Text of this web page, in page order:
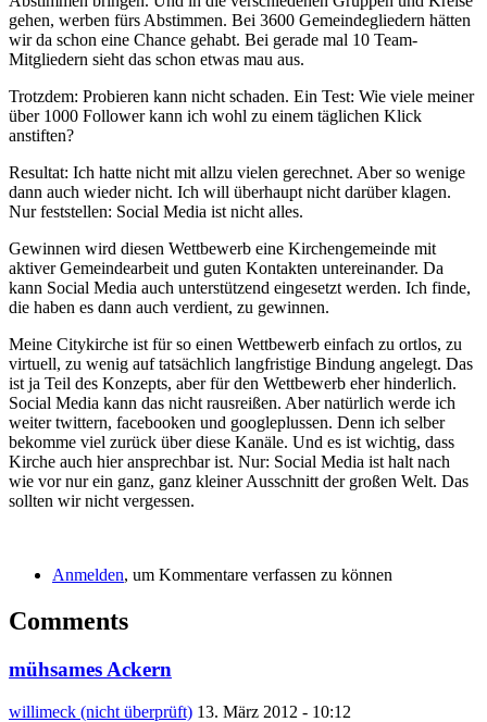
gehen, werben fürs Abstimmen. Bei 3600 Gemeindegliedern hätten
wir da schon eine Chance gehabt. Bei gerade mal 10 Team-
Mitgliedern sieht das schon etwas mau aus.
Trotzdem: Probieren kann nicht schaden. Ein Test: Wie viele meiner
über 1000 Follower kann ich wohl zu einem täglichen Klick
anstiften?
Resultat: Ich hatte nicht mit allzu vielen gerechnet. Aber so wenige
dann auch wieder nicht. Ich will überhaupt nicht darüber klagen.
Nur feststellen: Social Media ist nicht alles.
Gewinnen wird diesen Wettbewerb eine Kirchengemeinde mit
aktiver Gemeindearbeit und guten Kontakten untereinander. Da
kann Social Media auch unterstützend eingesetzt werden. Ich finde,
die haben es dann auch verdient, zu gewinnen.
Meine Citykirche ist für so einen Wettbewerb einfach zu ortlos, zu
virtuell, zu wenig auf tatsächlich langfristige Bindung angelegt. Das
ist ja Teil des Konzepts, aber für den Wettbewerb eher hinderlich.
Social Media kann das nicht rausreißen. Aber natürlich werde ich
weiter twittern, facebooken und googleplussen. Denn ich selber
bekomme viel zurück über diese Kanäle. Und es ist wichtig, dass
Kirche auch hier ansprechbar ist. Nur: Social Media ist halt nach
wie vor nur ein ganz, ganz kleiner Ausschnitt der großen Welt. Das
sollten wir nicht vergessen.
Anmelden, um Kommentare verfassen zu können
Comments
mühsames Ackern
willimeck (nicht überprüft) 13. März 2012 - 10:12